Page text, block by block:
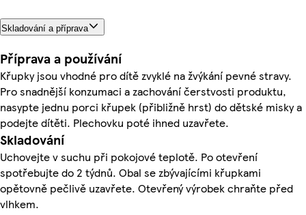
Skladování a příprava
Příprava a používání
Křupky jsou vhodné pro dítě zvyklé na žvýkání pevné stravy.
Pro snadnější konzumaci a zachování čerstvosti produktu,
nasypte jednu porci křupek (přibližně hrst) do dětské misky a
podejte dítěti. Plechovku poté ihned uzavřete.
Skladování
Uchovejte v suchu při pokojové teplotě. Po otevření
spotřebujte do 2 týdnů. Obal se zbývajícími křupkami
opětovně pečlivě uzavřete. Otevřený výrobek chraňte před
vlhkem.